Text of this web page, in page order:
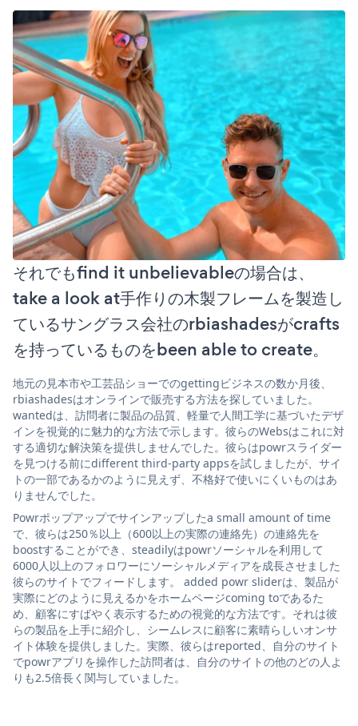
それでもfind it unbelievableの場合は、
take a look at手作りの木製フレームを製造し
ているサングラス会社のrbiashadesがcrafts
を持っているものをbeen able to create。
地元の見本市や工芸品ショーでのgettingビジネスの数か月後、
rbiashadesはオンラインで販売する方法を探していました。
wantedは、訪問者に製品の品質、軽量で人間工学に基づいたデザ
インを視覚的に魅力的な方法で示します。彼らのWebsはこれに対
する適切な解決策を提供しませんでした。彼らはpowrスライダー
を見つける前にdifferent third-party appsを試しましたが、サイ
トの一部であるかのように見えず、不格好で使いにくいものはあ
りませんでした。
Powrポップアップでサインアップしたa small amount of time
で、彼らは250％以上（600以上の実際の連絡先）の連絡先を
boostすることができ、steadilyはpowrソーシャルを利用して
6000人以上のフォロワーにソーシャルメディアを成長させました
彼らのサイトでフィードします。 added powr sliderは、製品が
実際にどのように見えるかをホームページcoming toであるた
め、顧客にすばやく表示するための視覚的な方法です。それは彼
らの製品を上手に紹介し、シームレスに顧客に素晴らしいオンサ
イト体験を提供しました。実際、彼らはreported、自分のサイト
でpowrアプリを操作した訪問者は、自分のサイトの他のどの人よ
りも2.5倍長く関与していました。